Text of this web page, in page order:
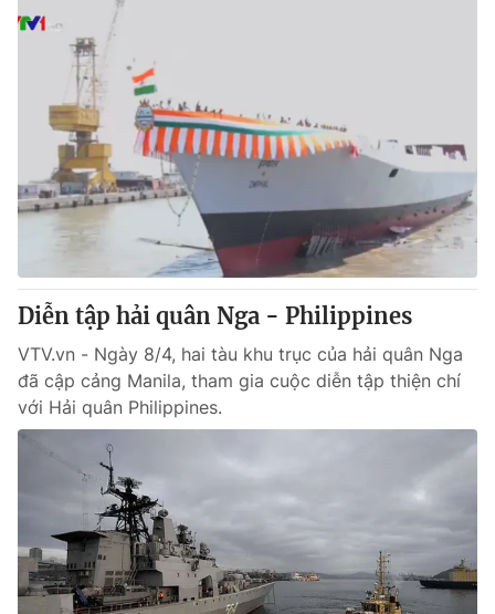
Diễn tập hải quân Nga - Philippines
VTV.vn - Ngày 8/4, hai tàu khu trục của hải quân Nga
đã cập cảng Manila, tham gia cuộc diễn tập thiện chí
với Hải quân Philippines.